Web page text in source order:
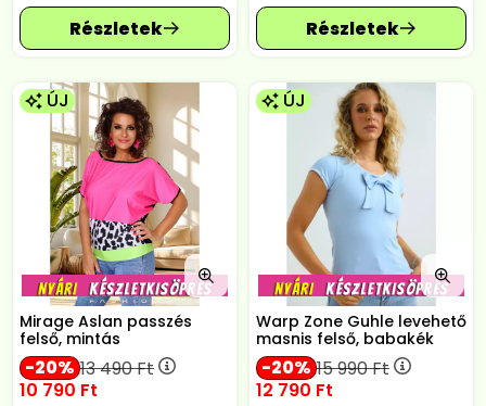
ÚJ
Mirage Aslan passzés
felső, mintás
20 13 490Ft
10 790 Ft
ÚJ
Warp Zone Guhle levehető
masnis felső, babakék
20 15 990Ft
12 790 Ft